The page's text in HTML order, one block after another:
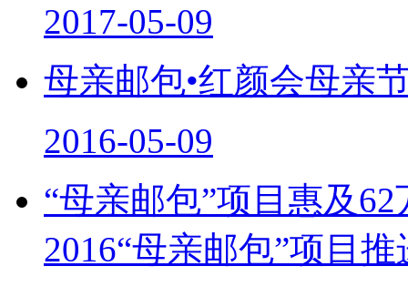
2017-05-09
母亲邮包•红颜会母亲
2016-05-09
“母亲邮包”项目惠及
2016“母亲邮包”项目